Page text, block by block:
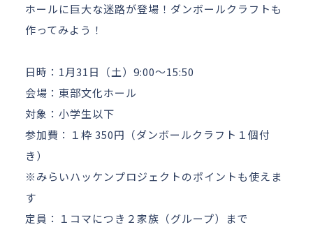
ホールに巨大な迷路が登場！ダンボールクラフトも
作ってみよう！
日時：1月31日（土）9:00～15:50
会場：東部文化ホール
対象：小学生以下
参加費：１枠 350円（ダンボールクラフト１個付
き）
※みらいハッケンプロジェクトのポイントも使えま
す
定員：１コマにつき２家族（グループ）まで